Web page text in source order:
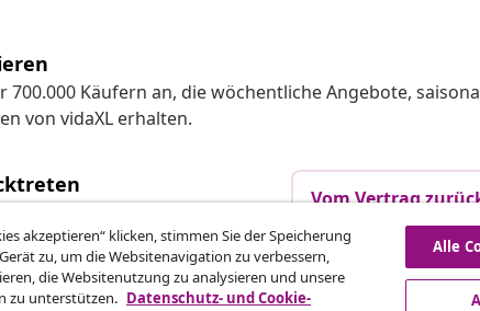
700.000 Käufern an, die wöchentliche Angebote,
von vidaXL erhalten.
für deine Bestellung ein.
Vom Vertrag
Business
akzeptieren“ klicken, stimmen Sie der Speicherung
zu, um die Websitenavigation zu verbessern,
die Websitenutzung zu analysieren und unsere
zu unterstützen. Datenschutz- und Cookie-
Alle